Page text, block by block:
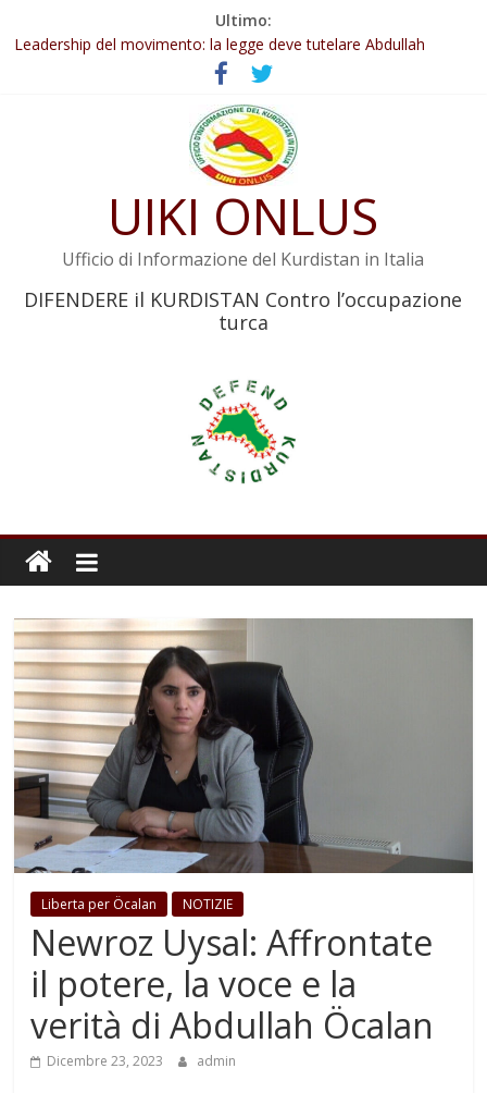
Ultimo:
Abdullah Öcalan: Le legge negativa deve essere trasformata in
legge positiva
Leadership del movimento: la legge deve tutelare Abdullah
Commissione donne del KNK: Şengal è di nuovo sotto minaccia
Non tenere conto della situazione di Rêber Apo ostacolerebbe
Il KNK chiede un’azione internazionale contro i crimini di guerra
UIKI ONLUS
Ufficio di Informazione del Kurdistan in Italia
DIFENDERE il KURDISTAN Contro l’occupazione
turca
Liberta per Öcalan NOTIZIE
Newroz Uysal: Affrontate
il potere, la voce e la
verità di Abdullah Öcalan
Dicembre 23, 2023 admin